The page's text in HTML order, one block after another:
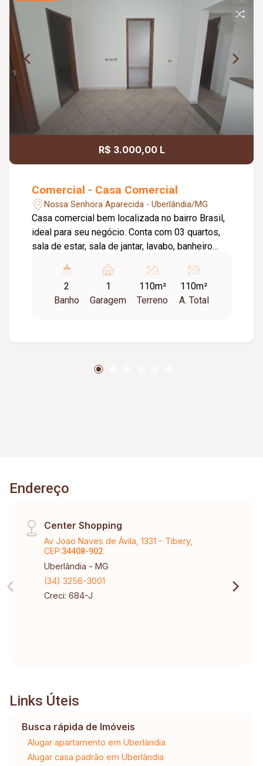
R$ 3.000,00 L
Comercial - Casa Comercial
Nossa Senhora Aparecida - Uberlândia/MG
Casa comercial bem localizada no bairro Brasil,
ideal para seu negócio. Conta com 03 quartos,
sala de estar, sala de jantar, lavabo, banheiro
serviço com banheiro e 01 vaga de garagem.
Espaçosa, funcional e próxima a comércios,
oferecendo praticidade e visibilidade para sua
2
Banho
1
Garagem
110m²
Terreno
110m²
A. Total
Endereço
Center Shopping
Av Joao Naves de Ávila, 1331 - Tibery,
CEP:34408-902
Uberlândia - MG
(34) 3256-3001
Creci: 684-J
Links Úteis
Busca rápida de Imóveis
Alugar apartamento em Uberlândia
Alugar casa padrão em Uberlândia